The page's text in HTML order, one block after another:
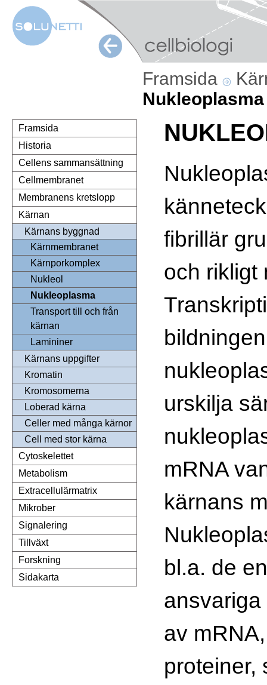
Framsida
Nukleoplasma
Framsida
Historia
Cellens sammansättning
Cellmembranet
Membranens kretslopp
Kärnan
Kärnans byggnad
Kärnmembranet
Kärnporkomplex
Nukleol
Nukleoplasma
Transport till och från
kärnan
Lamininer
Kärnans uppgifter
Kromatin
Kromosomerna
Loberad kärna
Celler med många kärnor
Cell med stor kärna
Cytoskelettet
Metabolism
Extracellulärmatrix
Mikrober
Signalering
Tillväxt
Forskning
Sidakarta
fibrillär
och rikligt
urskilja
mRNA
kärnans
bl.a. de
av
proteiner,